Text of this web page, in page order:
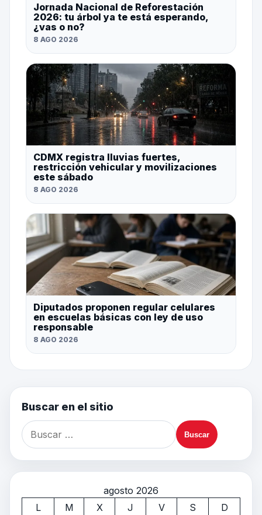
Jornada Nacional de Reforestación
2026: tu árbol ya te está esperando,
¿vas o no?
8 AGO 2026
CDMX registra lluvias fuertes,
restricción vehicular y movilizaciones
este sábado
8 AGO 2026
Diputados proponen regular celulares
en escuelas básicas con ley de uso
responsable
8 AGO 2026
Buscar en el sitio
agosto 2026
L
M X J V S
D